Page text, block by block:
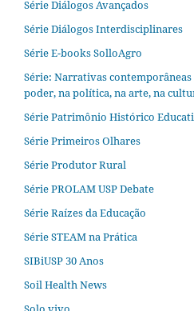
Série Diálogos Avançados
Série Diálogos Interdisciplinares
Série E-books SolloAgro
Série: Narrativas
poder, na política, na arte, na
Série Patrimônio Histórico
Série Primeiros Olhares
Série Produtor Rural
Série PROLAM USP Debate
Série Raízes da Educação
Série STEAM na Prática
SIBiUSP 30 Anos
Soil Health News